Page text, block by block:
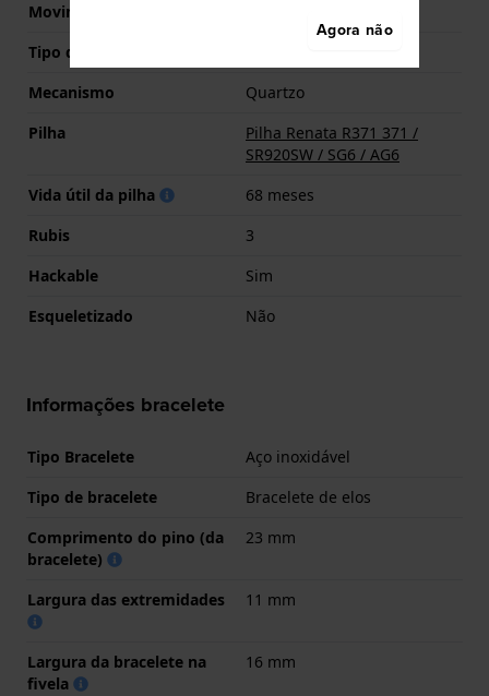
Movimento suíço
Tipo de Mostrador
Mecanismo
Quartzo
Pilha
Pilha Renata R371 371 /
SR920SW / SG6 / AG6
Vida útil da pilha
68 meses
Rubis
3
Hackable
Sim
Esqueletizado
Não
Informações bracelete
Tipo Bracelete
Aço inoxidável
Tipo de bracelete
Bracelete de elos
Comprimento do pino (da
bracelete)
23 mm
Largura das extremidades 11 mm
Largura da bracelete na
fivela
16 mm
Agora não